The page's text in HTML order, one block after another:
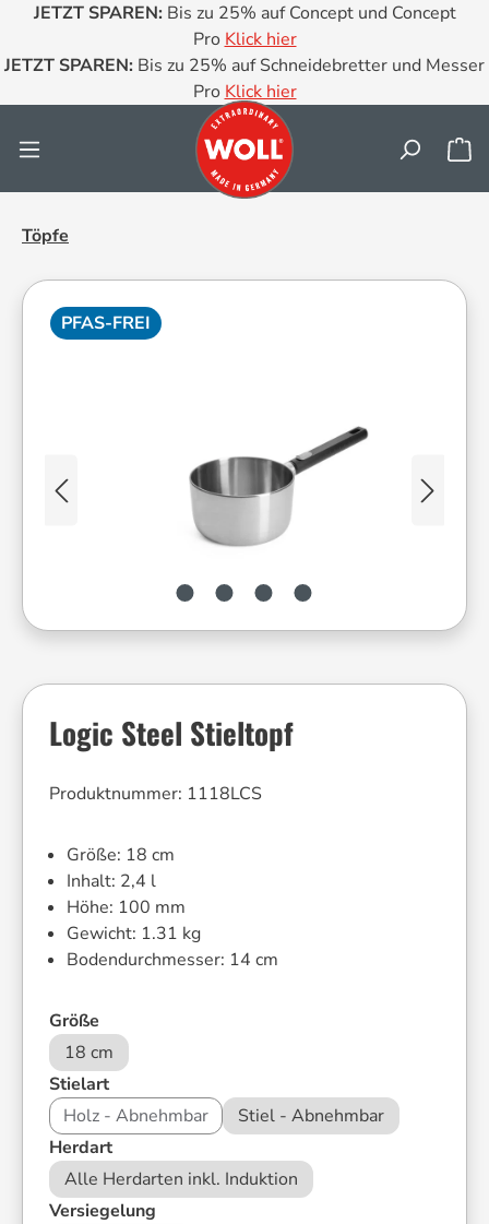
Zum Hauptinhalt springen
JETZT SPAREN: Bis zu 25% auf Concept und Concept
Pro Klick hier
JETZT SPAREN: Bis zu 25% auf Schneidebretter und Messer
Pro Klick hier
Töpfe
PFAS-FREI
Logic Steel Stieltopf
Produktnummer: 1118LCS
Größe: 18 cm
Inhalt: 2,4 l
Höhe: 100 mm
Gewicht: 1.31 kg
Bodendurchmesser: 14 cm
Größe
18 cm
Stielartauswählen
Holz - Abnehmbar
Stiel - Abnehmbar
Herdartauswählen
Alle Herdarten inkl. Induktion
Versiegelung